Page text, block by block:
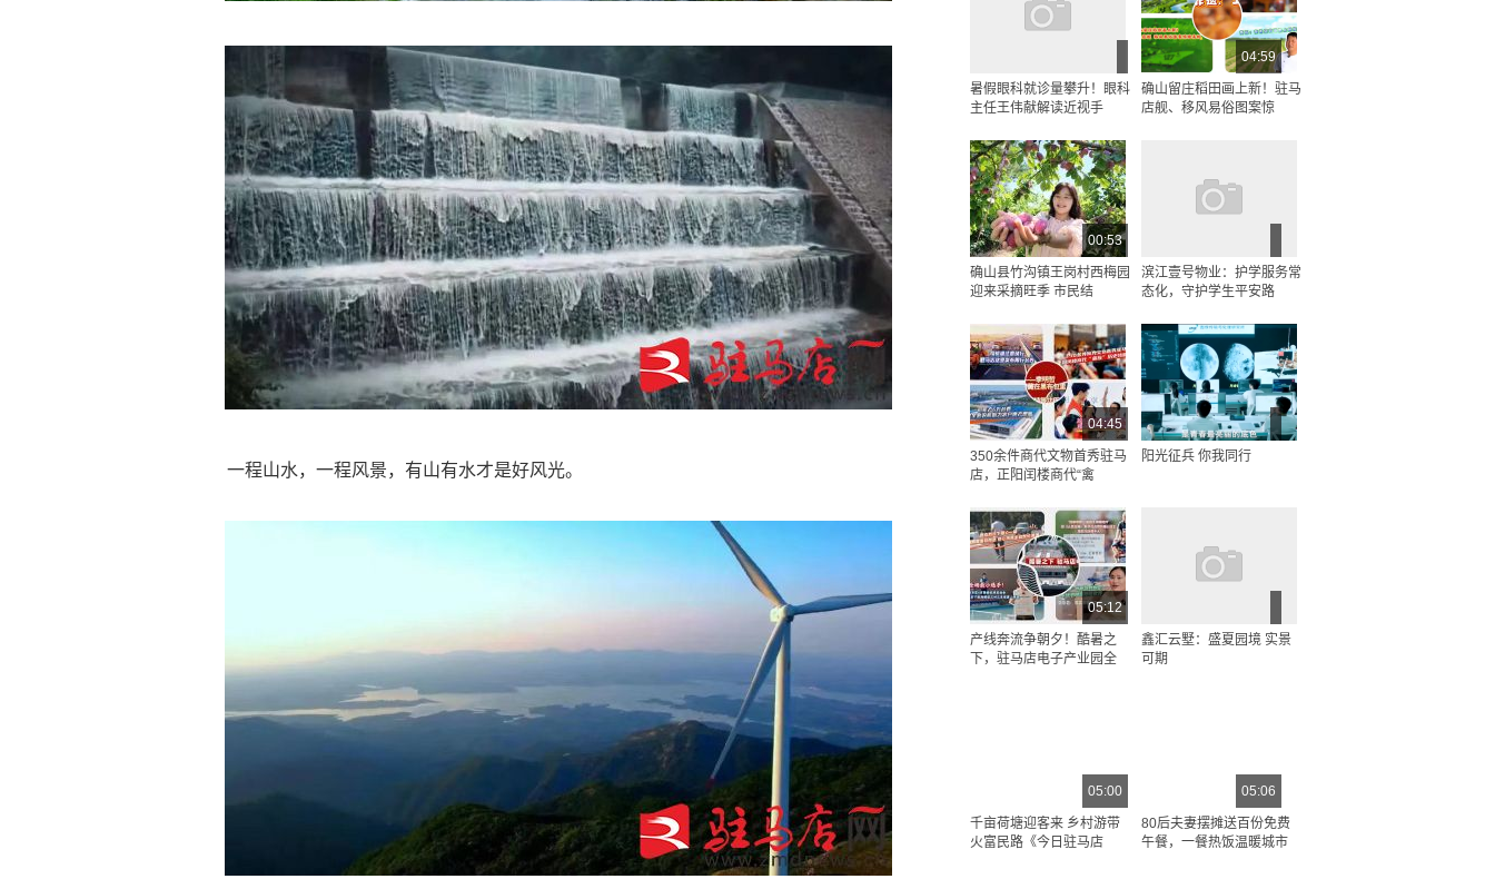
一程山水，一程风景，有山有水才是好风光。
暑假眼科就诊量攀升！眼科
主任王伟献解读近视手
04:59
确山留庄稻田画上新！驻马
店舰、移风易俗图案惊
00:53
确山县竹沟镇王岗村西梅园
迎来采摘旺季 市民结
滨江壹号物业：护学服务常
态化，守护学生平安路
04:45
350余件商代文物首秀驻马
店，正阳闰楼商代“禽
阳光征兵 你我同行
05:12
产线奔流争朝夕！酷暑之
下，驻马店电子产业园全
鑫汇云墅：盛夏园境 实景
可期
05:00
千亩荷塘迎客来 乡村游带
火富民路《今日驻马店
05:06
80后夫妻摆摊送百份免费
午餐，一餐热饭温暖城市